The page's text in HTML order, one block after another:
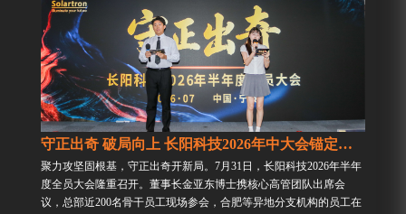
守正出奇 破局向上 长阳科技2026年中大会锚定新战局...
聚力攻坚固根基，守正出奇开新局。7月31日，长阳科技2026年半年
度全员大会隆重召开。董事长金亚东博士携核心高管团队出席会
议，总部近200名骨干员工现场参会，合肥等异地分支机构的员工在